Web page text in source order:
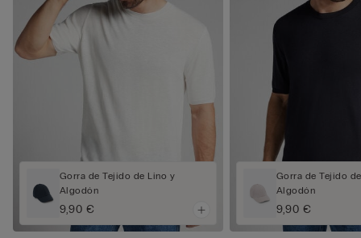
Gorra de Tejido de Lino y
Algodón
9,90 €
Gorra de Tejido
Algodón
9,90 €